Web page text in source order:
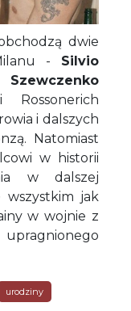
dwie
- Silvio
Rossonerich
i dalszych
Natomiast
w historii
w dalszej
wszystkim jak
w wojnie z
urodziny